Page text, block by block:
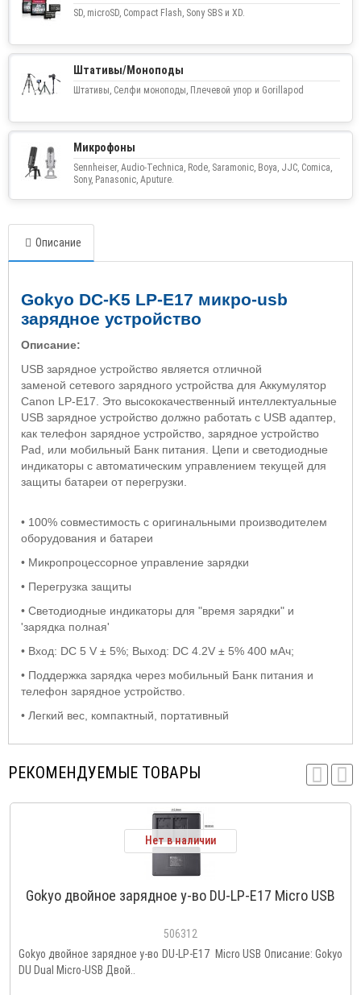
SD, microSD, Compact Flash, Sony SBS и XD.
Штативы/Моноподы
Штативы, Селфи моноподы, Плечевой упор и Gorillapod
Микрофоны
Sennheiser, Audio-Technica, Rode, Saramonic, Boya, JJC, Comica,
Sony, Panasonic, Aputure.
Описание
Gokyo DC-K5 LP-E17 микро-usb
зарядное устройство
Описание:
USB зарядное устройство является отличной
заменой сетевого зарядного устройства для Аккумулятор
Canon LP-E17. Это высококачественный интеллектуальные
USB зарядное устройство должно работать с USB адаптер,
как телефон зарядное устройство, зарядное устройство
Pad, или мобильный Банк питания. Цепи и светодиодные
индикаторы с автоматическим управлением текущей для
защиты батареи от перегрузки.
• 100% совместимость с оригинальными производителем
оборудования и батареи
• Микропроцессорное управление зарядки
• Перегрузка защиты
• Светодиодные индикаторы для "время зарядки" и
'зарядка полная'
• Вход: DC 5 V ± 5%; Выход: DC 4.2V ± 5% 400 мАч;
• Поддержка зарядка через мобильный Банк питания и
телефон зарядное устройство.
• Легкий вес, компактный, портативный
РЕКОМЕНДУЕМЫЕ ТОВАРЫ
Нет в наличии
Gokyo двойное зарядное у-во DU-LP-E17 Micro USB
506312
Gokyo двойное зарядное у-во DU-LP-E17 Micro USB Описание: Gokyo
DU Dual Micro-USB Двой..